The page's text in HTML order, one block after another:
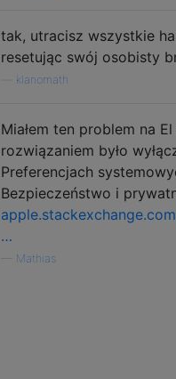
tak, utracisz wszystkie
resetując swój osobisty
klanomath
Miałem ten problem na
rozwiązaniem było
Preferencjach
Bezpieczeństwo i
…
Mathias